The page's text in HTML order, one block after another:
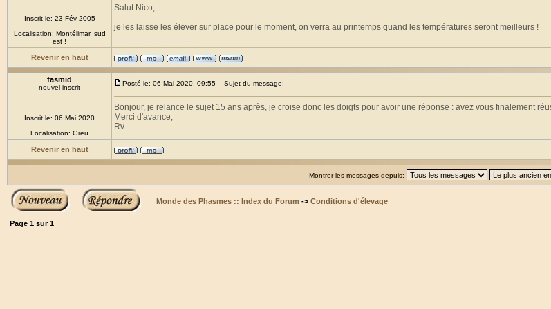
Inscrit le: 23 Fév 2005
Localisation: Montélimar, sud
est !
Salut Nico,
je les laisse les élever sur place pour le moment, on verra au printemps quand les températures seront meilleurs !
Revenir en haut
fasmid
nouvel inscrit
Inscrit le: 06 Mai 2020
Localisation: Greu
Posté le: 06 Mai 2020, 09:55 Sujet du message:
Bonjour, je relance le sujet 15 ans après, je croise donc les doigts pour avoir une réponse : avez vous finalement
Merci d'avance,
Rv
Revenir en haut
Montrer les messages depuis:
Monde des Phasmes :: Index du Forum -> Conditions d'élevage
Page 1 sur1